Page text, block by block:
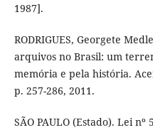
1987].
RODRIGUES, Georgete
arquivos no Brasil: um
memória e pela história.
p. 257-286, 2011.
SÃO PAULO (Estado). Lei